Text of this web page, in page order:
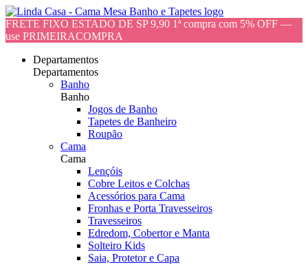
FRETE FIXO ESTADO DE SP 9,90 1ª compra com 5% OFF —
use PRIMEIRACOMPRA
Departamentos
Departamentos
Banho
Banho
Jogos de Banho
Tapetes de Banheiro
Roupão
Cama
Cama
Lençóis
Cobre Leitos e Colchas
Acessórios para Cama
Fronhas e Porta Travesseiros
Travesseiros
Edredom, Cobertor e Manta
Solteiro Kids
Saia, Protetor e Capa